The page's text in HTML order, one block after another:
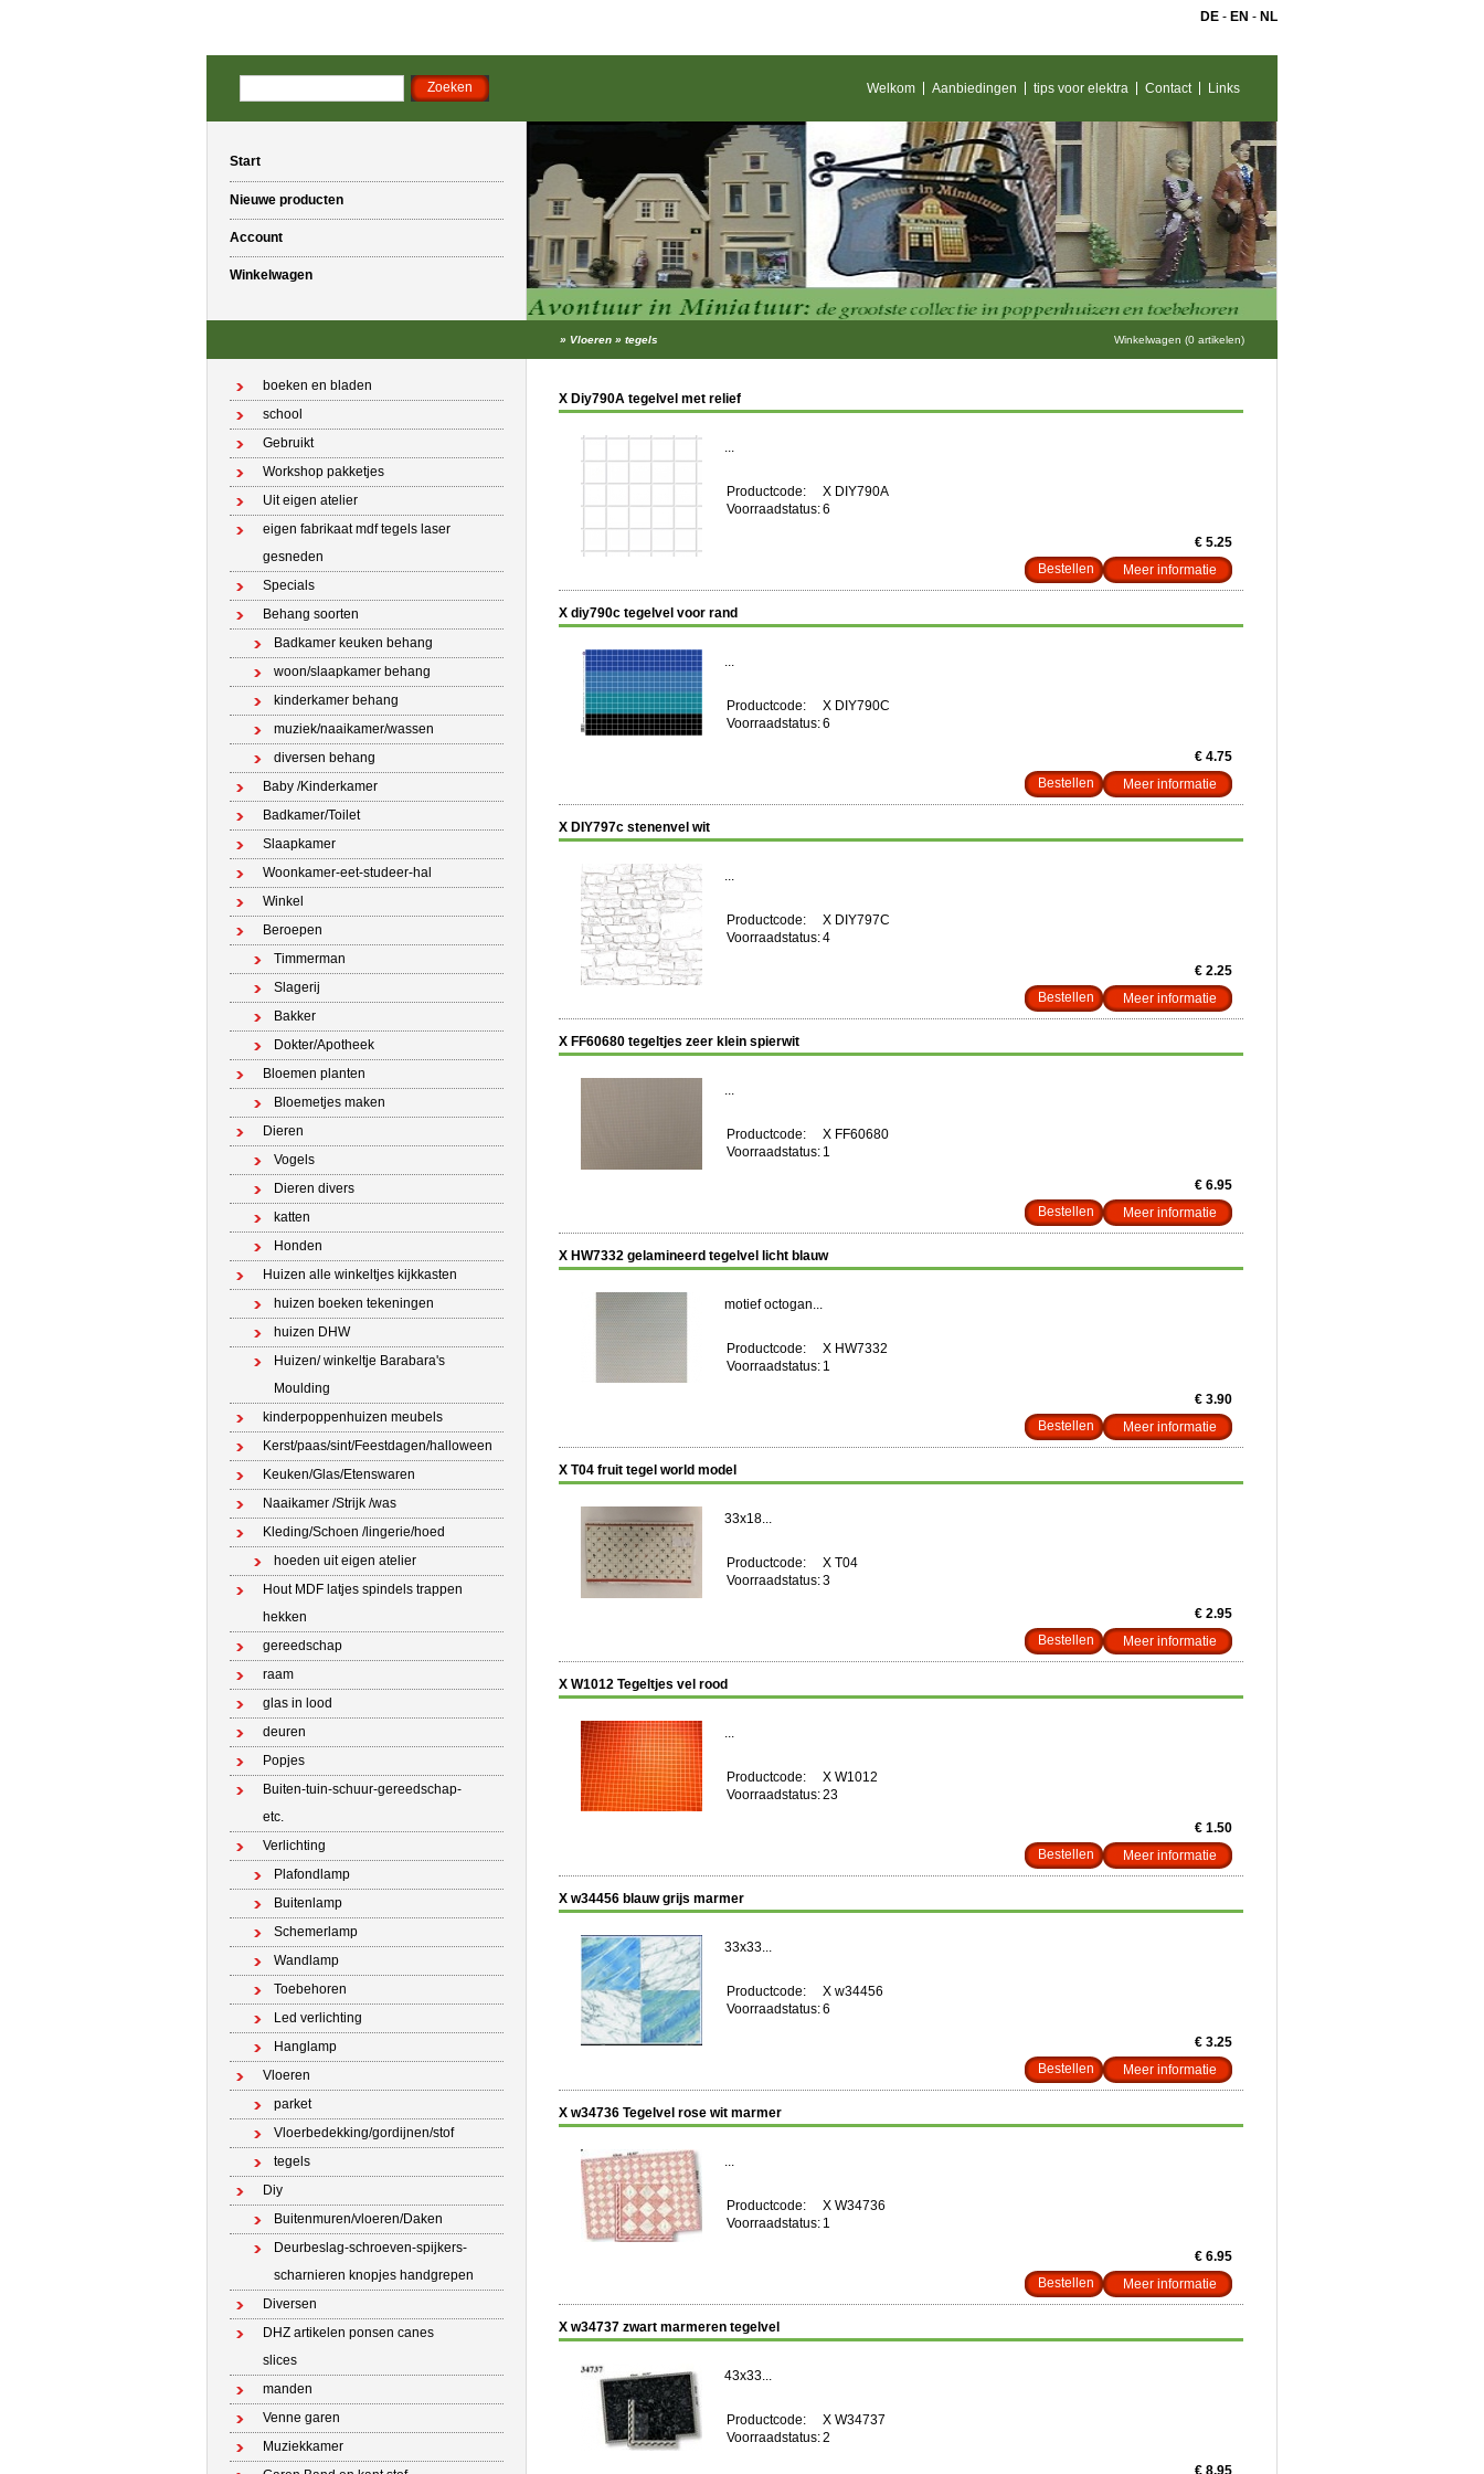
DE - EN - NL
Welkom Aanbiedingen tips voor elektra Contact Links
Start
Nieuwe producten
Account
Winkelwagen
» Vloeren » tegels Winkelwagen (0 artikelen)
boeken en bladen
school
Gebruikt
Workshop pakketjes
Uit eigen atelier
eigen fabrikaat mdf tegels laser
gesneden
Specials
Behang soorten
Badkamer keuken behang
woon/slaapkamer behang
kinderkamer behang
muziek/naaikamer/wassen
diversen behang
Baby /Kinderkamer
Badkamer/Toilet
Slaapkamer
Woonkamer-eet-studeer-hal
Winkel
Beroepen
Timmerman
Slagerij
Bakker
Dokter/Apotheek
Bloemen planten
Bloemetjes maken
Dieren
Vogels
Dieren divers
katten
Honden
Huizen alle winkeltjes kijkkasten
huizen boeken tekeningen
huizen DHW
Huizen/ winkeltje Barabara's
Moulding
kinderpoppenhuizen meubels
Kerst/paas/sint/Feestdagen/halloween
Keuken/Glas/Etenswaren
Naaikamer /Strijk /was
Kleding/Schoen /lingerie/hoed
hoeden uit eigen atelier
Hout MDF latjes spindels trappen
hekken
gereedschap
raam
glas in lood
deuren
Popjes
Buiten-tuin-schuur-gereedschap-
etc.
Verlichting
Plafondlamp
Buitenlamp
Schemerlamp
Wandlamp
Toebehoren
Led verlichting
Hanglamp
Vloeren
parket
Vloerbedekking/gordijnen/stof
tegels
Diy
Buitenmuren/vloeren/Daken
Deurbeslag-schroeven-spijkers-
scharnieren knopjes handgrepen
Diversen
DHZ artikelen ponsen canes
slices
manden
Venne garen
Muziekkamer
X Diy790A tegelvel met relief
...
Productcode:
X DIY790A
Voorraadstatus:6
€ 5.25
Meer informatie
X diy790c tegelvel voor rand
...
Productcode:
X DIY790C
Voorraadstatus:6
€ 4.75
Meer informatie
X DIY797c stenenvel wit
...
Productcode:
X DIY797C
Voorraadstatus:4
€ 2.25
Meer informatie
X FF60680 tegeltjes zeer klein spierwit
...
Productcode:
X FF60680
Voorraadstatus: 1
€ 6.95
Meer informatie
X HW7332 gelamineerd tegelvel licht blauw
motief octogan...
Productcode:
X HW7332
Voorraadstatus: 1
€ 3.90
Meer informatie
X T04 fruit tegel world model
33x18...
Productcode:
X T04
Voorraadstatus:3
€ 2.95
Meer informatie
X W1012 Tegeltjes vel rood
...
Productcode:
X W1012
Voorraadstatus:23
€ 1.50
Meer informatie
X w34456 blauw grijs marmer
33x33...
Productcode:
X w34456
Voorraadstatus:6
€ 3.25
Meer informatie
X w34736 Tegelvel rose wit marmer
...
Productcode:
X W34736
Voorraadstatus: 1
€ 6.95
Meer informatie
X w34737 zwart marmeren tegelvel
43x33...
Productcode:
X W34737
Voorraadstatus:2
€ 8.95